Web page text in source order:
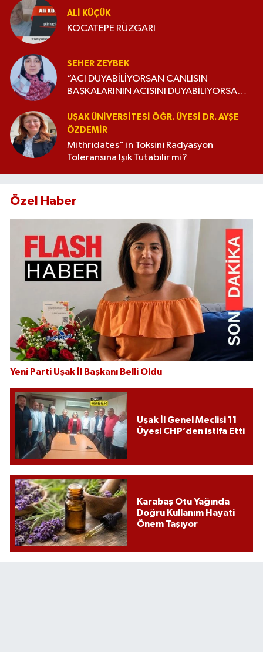
ALI KÜÇÜK
KOCATEPE RÜZGARI
SEHER ZEYBEK
“ACI DUYABİLİYORSAN CANLISIN
BAŞKALARININ ACISINI DUYABİLİYORSAN
UŞAK ÜNIVERSITESI ÖĞR. ÜYESI DR. AYŞE
ÖZDEMIR
Mithridates" in Toksini Radyasyon
Toleransına Işık Tutabilir mi?
Özel Haber
Yeni Parti Uşak İl Başkanı Belli Oldu
Uşak İl Genel Meclisi 11
Üyesi CHP’den istifa Etti
Karabaş Otu Yağında
Doğru Kullanım Hayati
Önem Taşıyor